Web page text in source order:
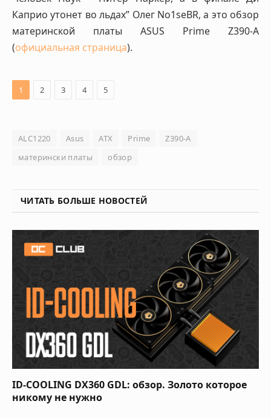
Каприо утонет во льдах” Олег No1seBR, а это обзор
материнской платы ASUS Prime Z390-A
(официальная страница).
1 2 3 4 5
ALC1220 Asus ATX Prime
Z390-A
матерински платы
обзор
ЧИТАТЬ БОЛЬШЕ НОВОСТЕЙ
ID-COOLING DX360 GDL: обзор. Золото которое
никому не нужно